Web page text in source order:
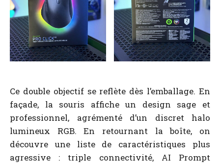
Ce double objectif se reflète dès l’emballage. En
façade, la souris affiche un design sage et
professionnel, agrémenté d’un discret halo
lumineux RGB. En retournant la boîte, on
découvre une liste de caractéristiques plus
agressive : triple connectivité, AI Prompt